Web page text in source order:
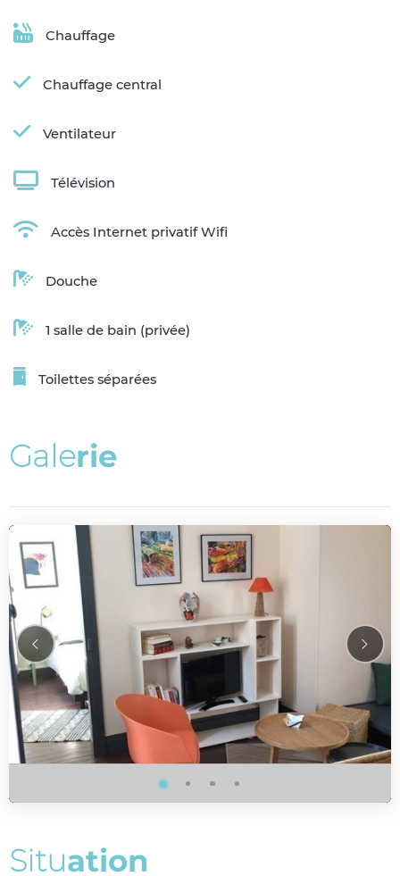
Chauffage
Chauffage central
Ventilateur
Télévision
Accès Internet privatif Wifi
Douche
1 salle de bain (privée)
Toilettes séparées
Galerie
Situation